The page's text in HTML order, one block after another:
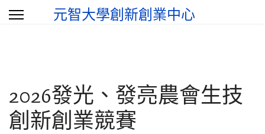
元智大學創新創業中心
2026發光、發亮農會生技
創新創業競賽